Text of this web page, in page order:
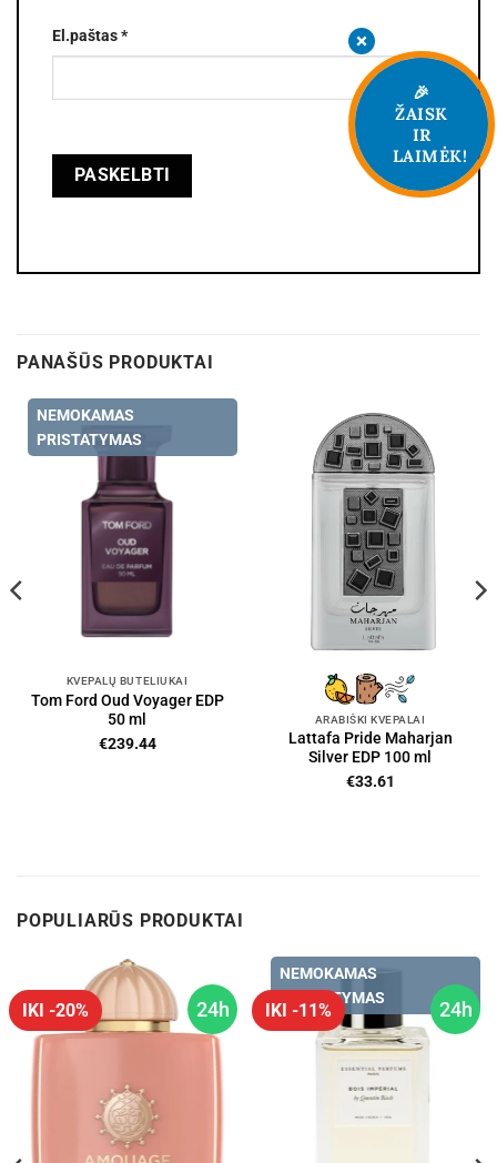
El.paštas*
PANAŠŪS PRODUKTAI
NEMOKAMAS
PRISTATYMAS
KVEPALŲ BUTELIUKAI
Tom Ford Oud Voyager EDP
50 ml
€239.44
ARABIŠKI KVEPALAI
Lattafa Pride Maharjan
Silver EDP 100 ml
€33.61
POPULIARŪS PRODUKTAI
24h
IKI -20% 24h
IKI -11%
NEMOKAMAS
PRISTATYMAS
🎉
ŽAISK
IR
LAIMĖK!